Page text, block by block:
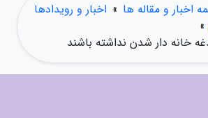
اخبار و مقاله ها » اخبار و رویدادها
»
خانه دار شدن نداشته باشند